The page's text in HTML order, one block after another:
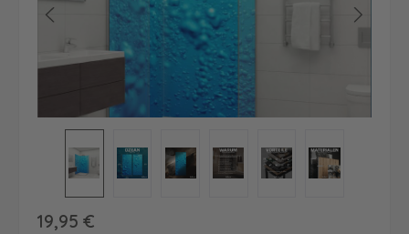
Regulärer Preis:
19,95 €